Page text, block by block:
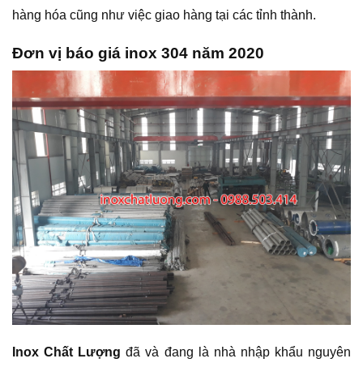
hàng hóa cũng như việc giao hàng tại các tỉnh thành.
Đơn vị báo giá inox 304 năm 2020
Inox Chất Lượng đã và đang là nhà nhập khẩu nguyên